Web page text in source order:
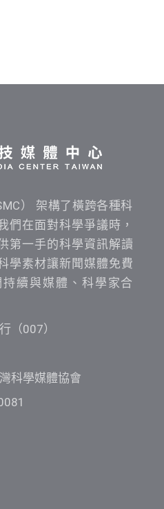
） 架構了橫跨各種科
們在面對科學爭議時，
第一手的科學資訊解讀
學素材讓新聞媒體免費
續與媒體、科學家合
（007）
科學媒體協會